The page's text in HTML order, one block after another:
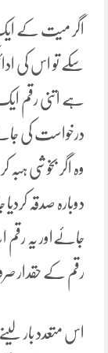
اگر میت کے ایک
سکے تو اس کی
ہے اتنی رقم
درخواست کی
وہ اگر بخوشی ہبہ
دوبارہ صدقہ کردیا
جائےاور یہ
رقم کے حقدار
اس متعدد بار